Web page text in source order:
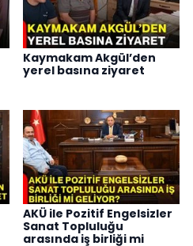
Kaymakam Akgül’den
yerel basına ziyaret
AKÜ ile Pozitif Engelsizler
Sanat Topluluğu
arasında iş birliği mi